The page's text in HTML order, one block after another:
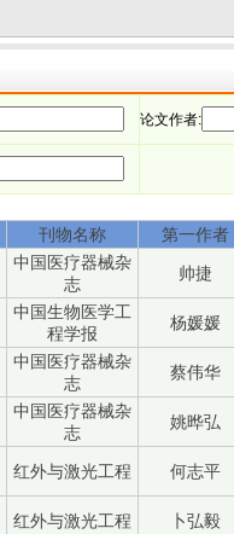
论文作者:
刊物名称 第一作者
中国医疗器械杂
志
帅捷
中国生物医学工
程学报
杨媛媛
中国医疗器械杂
志
蔡伟华
中国医疗器械杂
志
姚晔弘
红外与激光工程 何志平
红外与激光工程 卜弘毅